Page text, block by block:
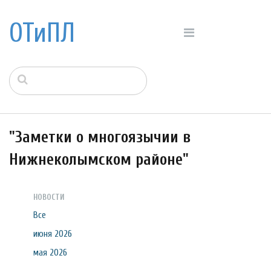
ОТиПЛ
"Заметки о многоязычии в
Нижнеколымском районе"
НОВОСТИ
Все
июня 2026
мая 2026